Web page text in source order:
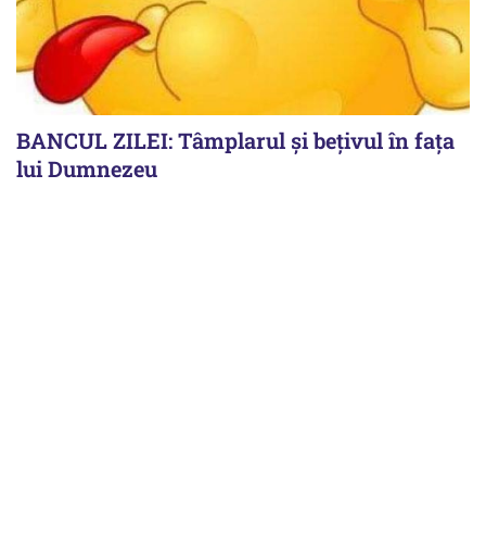
BANCUL ZILEI: Tâmplarul și bețivul în fața
lui Dumnezeu